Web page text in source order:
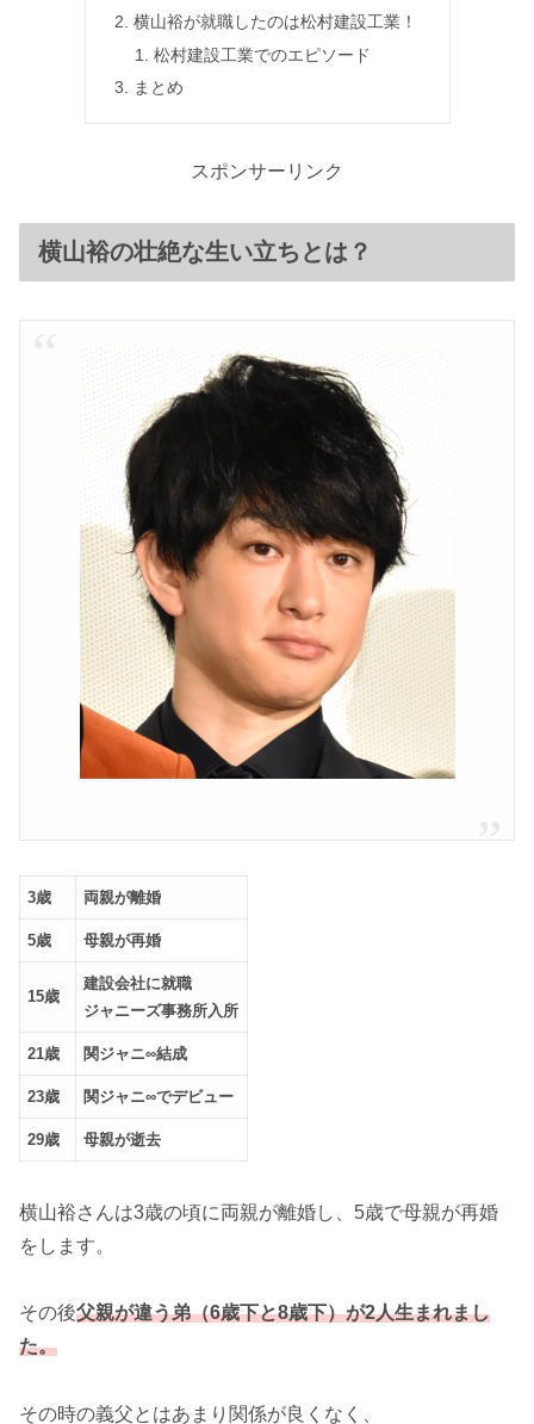
横山裕が就職したのは松村建設工業！
松村建設工業でのエピソード
まとめ
スポンサーリンク
横山裕の壮絶な生い立ちとは？
3歳 両親が離婚
5歳 母親が再婚
15歳
建設会社に就職
ジャニーズ事務所入所
21歳 関ジャニ∞結成
23歳 関ジャニ∞でデビュー
29歳 母親が逝去
横山裕さんは3歳の頃に両親が離婚し、5歳で母親が再婚
をします。
その後父親が違う弟（6歳下と8歳下）が2人生まれまし
た。
その時の義父とはあまり関係が良くなく、